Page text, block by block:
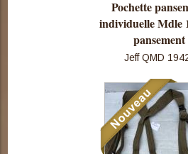
cette pièce
Pochette
individuelle Mdle
pansement
Jeff QMD